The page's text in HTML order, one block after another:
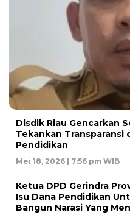
Disdik Riau Gencarkan
Tekankan Transparansi
Pendidikan
Mei 18, 2026 | 7:56 pm WIB
Ketua DPD Gerindra
Isu Dana Pendidikan
Bangun Narasi Yang